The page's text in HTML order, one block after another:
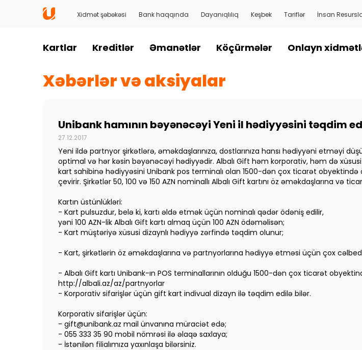
Xidmət şəbəkəsi Bank haqqında Dayanıqlılıq Keşbek Tariflər İnsan
Kartlar Kreditlər Əmanətlər Köçürmələr Onlayn
Xəbərlər və aksiyalar
Unibank hamının bəyənəcəyi Yeni il hədiyyəsini təqdim
27.12.2017
Yeni ildə partnyor şirkətlərə, əməkdaşlarınıza, dostlarınıza hansı hədiyyəni etməyi
optimal və hər kəsin bəyənəcəyi hədiyyədir. Albalı Gift həm korporativ, həm də
kart sahibinə hədiyyəsini Unibank pos terminalı olan 1500-dən çox ticarət
çevirir. Şirkətlər 50, 100 və 150 AZN nominallı Albalı Gift kartını öz əməkdaşlarına
Kartın üstünlükləri:
- Kart pulsuzdur, belə ki, kartı əldə etmək üçün nominalı qədər ödəniş edilir,
yəni 100 AZN-lik Albalı Gift kartı almaq üçün 100 AZN ödəməlisən;
- Kart müştəriyə xüsusi dizaynlı hədiyyə zərfində təqdim olunur;
- Kart, şirkətlərin öz əməkdaşlarına və partnyorlarına hədiyyə etməsi üçün çox
- Albalı Gift kartı Unibank-ın POS terminallarının olduğu 1500-dən çox ticarət
http://albali.az/az/partnyorlar
- Korporativ sifarişlər üçün gift kart indivual dizayn ilə təqdim edilə bilər.
Korporativ sifarişlər üçün:
- gift@unibank.az mail ünvanına müraciət edə;
- 055 333 35 90 mobil nömrəsi ilə əlaqə saxlaya;
- İstənilən filialımıza yaxınlaşa bilərsiniz.